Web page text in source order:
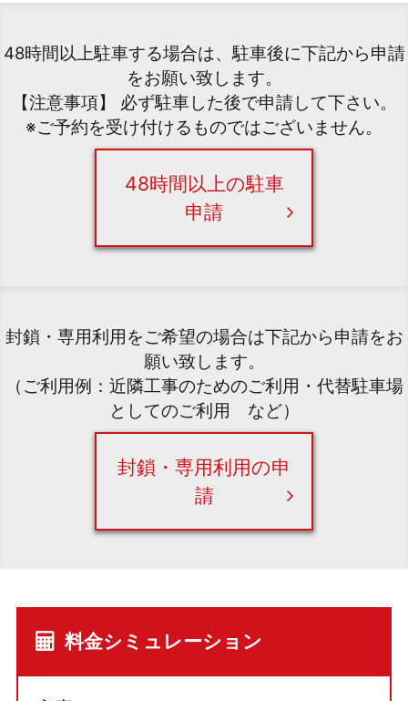
48時間以上駐車する場合は、駐車後に下記から申請
をお願い致します。
【注意事項】 必ず駐車した後で申請して下さい。
※ご予約を受け付けるものではございません。
48時間以上の駐車
申請
封鎖・専用利用をご希望の場合は下記から申請をお
願い致します。
（ご利用例：近隣工事のためのご利用・代替駐車場
としてのご利用 など）
封鎖・専用利用の申
請
料金シミュレーション